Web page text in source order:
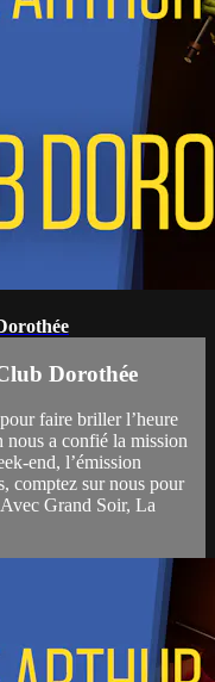
Dorothée
faire briller l’heure
nous a confié la mission
end, l’émission
comptez sur nous pour
Grand Soir, La